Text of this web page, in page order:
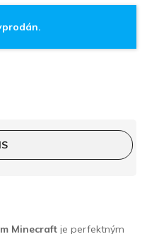
Minecraft je perfektným